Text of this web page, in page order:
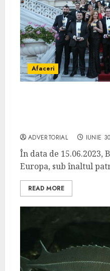
Afaceri
ADVERTORIAL IUNIE
În data de 15.06.2023,
Europa, sub înaltul
READ MORE